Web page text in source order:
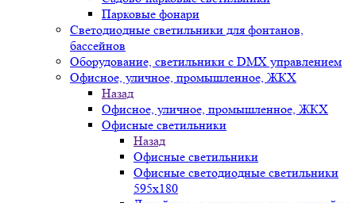
Парковые фонари
Светодиодные светильники для фонтанов,
бассейнов
Оборудование, светильники с DMX управлением
Офисное, уличное, промышленное, ЖКХ
Назад
Офисное, уличное, промышленное, ЖКХ
Офисные светильники
Назад
Офисные светильники
Офисные светодиодные светильники
595х180